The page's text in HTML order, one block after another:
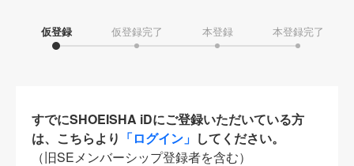
仮登録 仮登録完了 本登録 本登録完了
すでにSHOEISHA iDにご登録いただいている方
は、こちらより 「ログイン」 してください。
（旧SEメンバーシップ登録者を含む）